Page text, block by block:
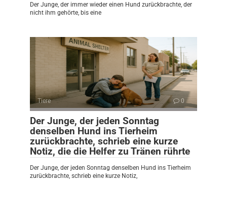
Der Junge, der immer wieder einen Hund zurückbrachte, der
nicht ihm gehörte, bis eine
Tiere 0
Der Junge, der jeden Sonntag
denselben Hund ins Tierheim
zurückbrachte, schrieb eine kurze
Notiz, die die Helfer zu Tränen rührte
Der Junge, der jeden Sonntag denselben Hund ins Tierheim
zurückbrachte, schrieb eine kurze Notiz,